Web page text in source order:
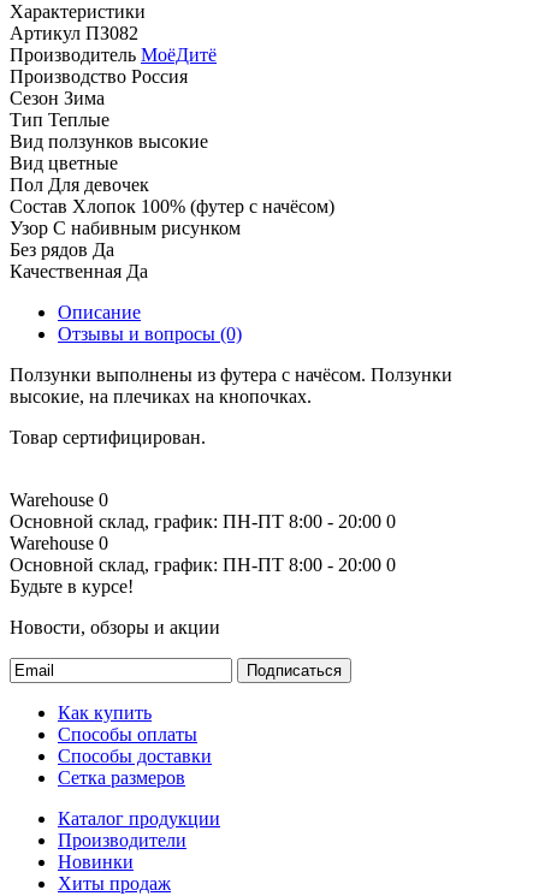
Характеристики
Артикул ПЗ082
Производитель МоёДитё
Производство Россия
Сезон Зима
Тип Теплые
Вид ползунков высокие
Вид цветные
Пол Для девочек
Состав Хлопок 100% (футер с начёсом)
Узор С набивным рисунком
Без рядов Да
Качественная Да
Описание
Отзывы и вопросы (0)
Ползунки выполнены из футера с начёсом. Ползунки
высокие, на плечиках на кнопочках.
Товар сертифицирован.
Warehouse 0
Основной склад, график: ПН-ПТ 8:00 - 20:00 0
Warehouse 0
Основной склад, график: ПН-ПТ 8:00 - 20:00 0
Будьте в курсе!
Новости, обзоры и акции
Подписаться
Как купить
Способы оплаты
Способы доставки
Сетка размеров
Каталог продукции
Производители
Новинки
Хиты продаж